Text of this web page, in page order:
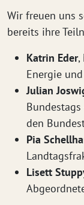
Wir freuen uns
bereits ihre
Katrin Eder,
Energie
Julian
den
Pia
Lisett